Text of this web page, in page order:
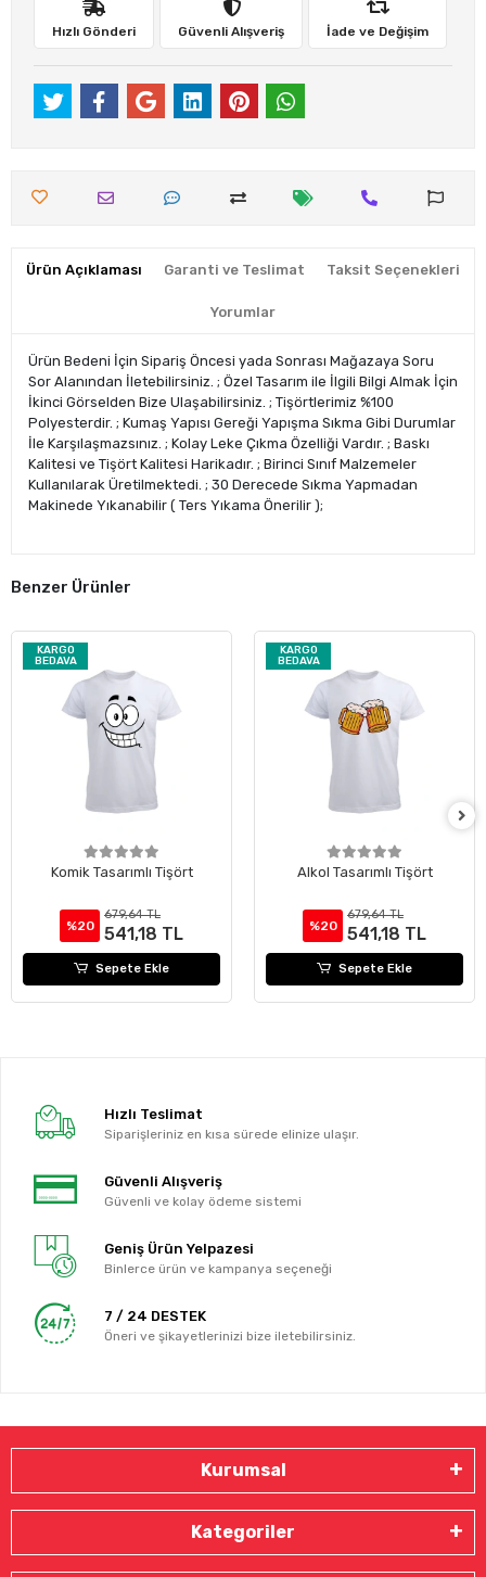
Hızlı Gönderi Güvenli Alışveriş İade ve Değişim
Ürün Açıklaması Garanti ve Teslimat Taksit Seçenekleri
Yorumlar
Ürün Bedeni İçin Sipariş Öncesi yada Sonrası Mağazaya Soru
Sor Alanından İletebilirsiniz. ; Özel Tasarım ile İlgili Bilgi Almak İçin
İkinci Görselden Bize Ulaşabilirsiniz. ; Tişörtlerimiz %100
Polyesterdir. ; Kumaş Yapısı Gereği Yapışma Sıkma Gibi Durumlar
İle Karşılaşmazsınız. ; Kolay Leke Çıkma Özelliği Vardır. ; Baskı
Kalitesi ve Tişört Kalitesi Harikadır. ; Birinci Sınıf Malzemeler
Kullanılarak Üretilmektedi. ; 30 Derecede Sıkma Yapmadan
Makinede Yıkanabilir ( Ters Yıkama Önerilir );
Benzer Ürünler
KARGO
BEDAVA
Komik Tasarımlı Tişört
%20
679,64 TL
541,18 TL
Sepete Ekle
KARGO
BEDAVA
Alkol Tasarımlı Tişört
%20
679,64 TL
541,18 TL
Sepete Ekle
Hızlı Teslimat
Siparişleriniz en kısa sürede elinize ulaşır.
Güvenli Alışveriş
Güvenli ve kolay ödeme sistemi
Geniş Ürün Yelpazesi
Binlerce ürün ve kampanya seçeneği
7 / 24 DESTEK
Öneri ve şikayetlerinizi bize iletebilirsiniz.
Kurumsal
Kategoriler